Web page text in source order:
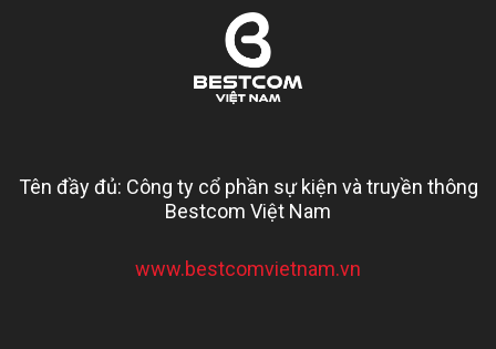
Tên đầy đủ: Công ty cổ phần sự kiện và truyền thông
Bestcom Việt Nam
www.bestcomvietnam.vn